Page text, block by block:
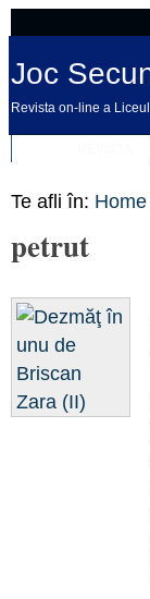
Joc
Revista on-line a
Te afli în: Home
petrut